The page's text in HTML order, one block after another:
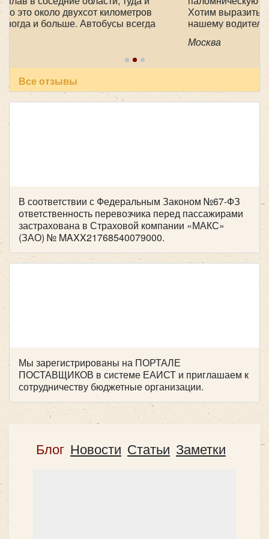
Хотим выразить огромную благодарность
нашему водителю Феликсу, за его
пунктуальность . Побольше таких бы
специалистов! Очень приятный человек! В
автобусе всегда чисто, опрятно. Всем
рекомендуем пользоваться вашей транспортной
компанией , все слажено и главное надежно!
Желаем успехов и процветания !
Все отзывы
В соответствии с Федеральным Законом №67-ФЗ
ответственность перевозчика перед пассажирами
застрахована в Страховой компании «МАКС»
(ЗАО) № MAXX21768540079000.
Мы зарегистрированы на ПОРТАЛЕ
ПОСТАВЩИКОВ в системе ЕАИСТ и приглашаем к
сотрудничеству бюджетные организации.
Количество мест:43
Цена от:2500 руб/час
Так же вы можете выбрать и любую другую машину в
АвтоПарке
Блог Новости Статьи Заметки